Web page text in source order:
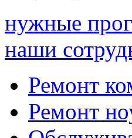
нужные
наши
Ремонт
Ремонт